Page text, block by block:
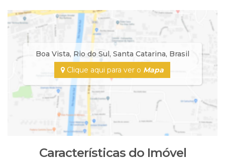
Boa Vista, Rio do Sul, Santa Catarina, Brasil
Clique aqui para ver o Mapa
Características do Imóvel